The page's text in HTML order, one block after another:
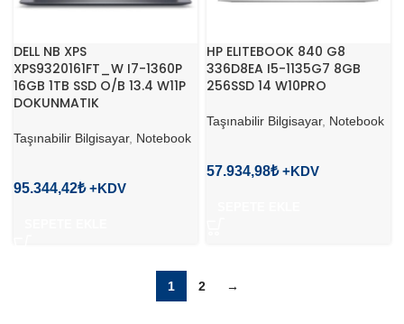
DELL NB XPS
XPS9320161FT_W I7-1360P
16GB 1TB SSD O/B 13.4 W11P
DOKUNMATIK
Taşınabilir Bilgisayar, Notebook
95.344,42₺
HP ELITEBOOK 840 G8
336D8EA I5-1135G7 8GB
256SSD 14 W10PRO
Taşınabilir Bilgisayar, Notebook
57.934,98₺
1 2 →